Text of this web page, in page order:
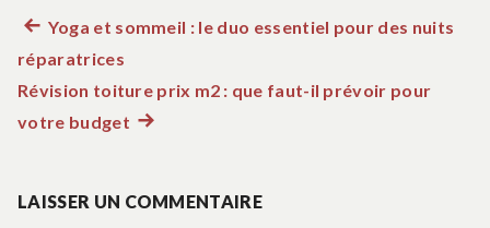
Navigation
de
Article
précédent :
Yoga et sommeil : le duo essentiel pour des nuits
réparatrices
Révision toiture prix m2 : que faut-il prévoir pour
votre budgetArticle
LAISSER UN COMMENTAIRE